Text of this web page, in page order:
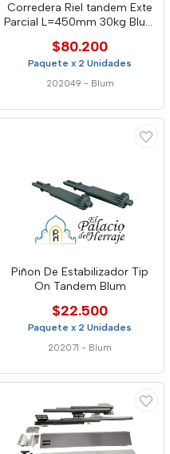
Corredera Riel tandem Exte
Parcial L=450mm 30kg Blum
$80.200
Paquete x 2 Unidades
202049 - Blum
Piñon De Estabilizador Tip
On Tandem Blum
$22.500
Paquete x 2 Unidades
202071 - Blum